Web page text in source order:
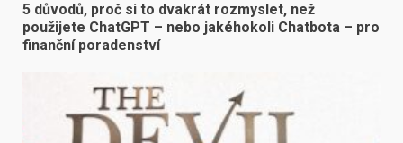
5 důvodů, proč si to dvakrát rozmyslet, než
použijete ChatGPT – nebo jakéhokoli Chatbota – pro
finanční poradenství